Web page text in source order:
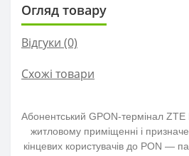
Огляд товару
Відгуки (0)
Схожі товари
Абонентський GPON-термінал
житловому приміщенні і
кінцевих користувачів до PON —